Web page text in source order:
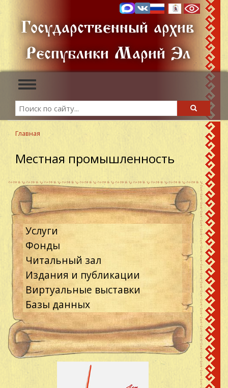
основному
содержанию
Государственный архив
Республики Марий Эл
Toggle
navigation
Search
Search
Главная
Местная промышленность
Услуги
Фонды
Читальный зал
Издания и публикации
Виртуальные выставки
Базы данных